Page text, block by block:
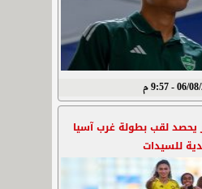
- 9:57 م
يحصد لقب بطولة غرب آسيا
للسيدات